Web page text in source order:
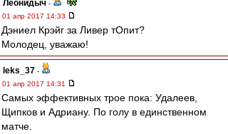
Леонидыч -
01 апр 2017 14:33
Дэниел Крэйг за Ливер тОпит?
Молодец, уважаю!
leks_37 -
01 апр 2017 14:31
Самых эффективных трое пока: Удалеев,
Щипков и Адриану. По голу в единственном
матче.